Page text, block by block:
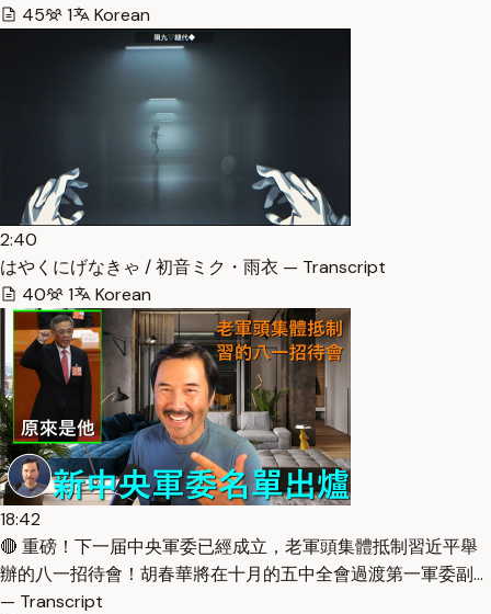
45
1 Korean
2:40
はやくにげなきゃ / 初音ミク・雨衣 — Transcript
40
1 Korean
18:42
🔴 重磅！下一届中央軍委已經成立，老軍頭集體抵制習近平舉
辦的八一招待會！胡春華將在十月的五中全會過渡第一軍委副…
— Transcript